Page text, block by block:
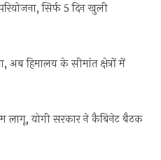
सिर्फ 5 दिन खुली
अब हिमालय के सीमांत क्षेत्रों में
लागू, योगी सरकार ने कैबिनेट बैठक